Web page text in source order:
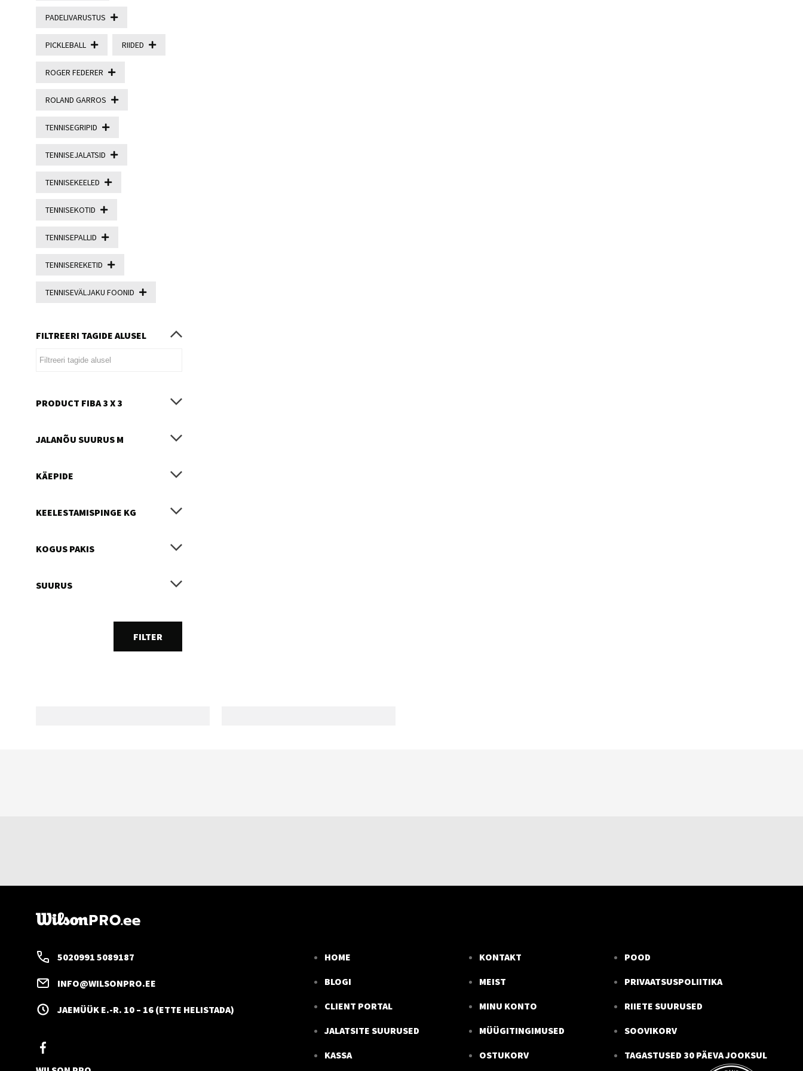
PADELIVARUSTUS
PICKLEBALL RIIDED
ROGER FEDERER
ROLAND GARROS
TENNISEGRIPID
TENNISEJALATSID
TENNISEKEELED
TENNISEKOTID
TENNISEPALLID
TENNISEREKETID
TENNISEVÄLJAKU FOONID
FILTREERI TAGIDE ALUSEL
PRODUCT FIBA 3 X 3
JALANÕU SUURUS M
KÄEPIDE
KEELESTAMISPINGE KG
KOGUS PAKIS
SUURUS
FILTER
5020991 5089187
INFO@WILSONPRO.EE
JAEMÜÜK E.-R. 10 – 16 (ETTE HELISTADA)
HOME
BLOGI
CLIENT PORTAL
JALATSITE SUURUSED
KASSA
KONTAKT
MEIST
MINU KONTO
MÜÜGITINGIMUSED
OSTUKORV
POOD
PRIVAATSUSPOLIITIKA
RIIETE SUURUSED
SOOVIKORV
TAGASTUSED 30 PÄEVA JOOKSUL